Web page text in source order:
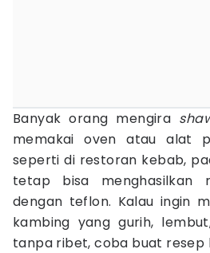
Banyak orang mengira
memakai oven atau alat
seperti di restoran kebab,
tetap bisa menghasilkan
dengan teflon. Kalau ingin
kambing yang gurih,
tanpa ribet, coba buat resep